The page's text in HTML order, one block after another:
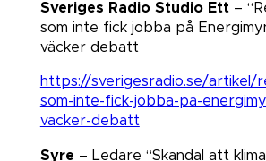
Sveriges Radio Studio Ett–
som inte fick jobba på
väcker debatt​​​​​​​
https://sverigesradio.se/artikel/
som-inte-fick-jobba-pa-
vacker-debatt
Syre – Ledare “Skandal att